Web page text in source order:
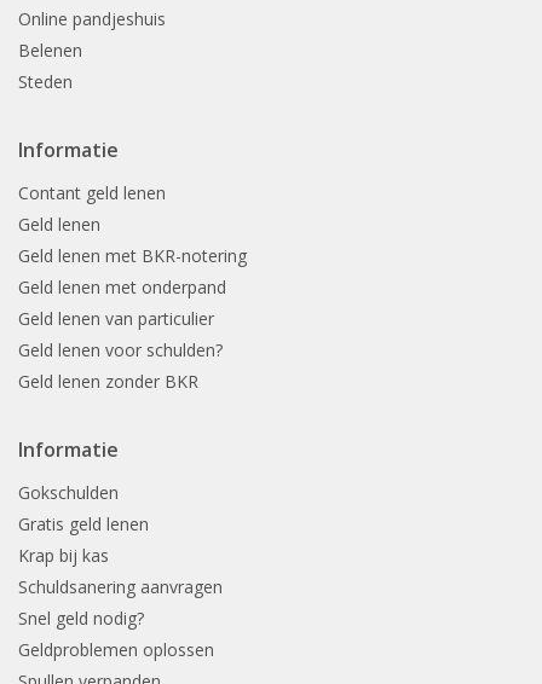
Online pandjeshuis
Belenen
Steden
Informatie
Contant geld lenen
Geld lenen
Geld lenen met BKR-notering
Geld lenen met onderpand
Geld lenen van particulier
Geld lenen voor schulden?
Geld lenen zonder BKR
Informatie
Gokschulden
Gratis geld lenen
Krap bij kas
Schuldsanering aanvragen
Snel geld nodig?
Geldproblemen oplossen